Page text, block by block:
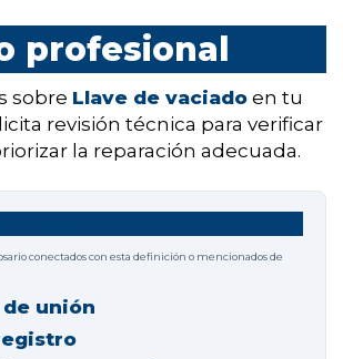
profesional
sobre Llave de vaciado en tu
revisión técnica para verificar
la reparación adecuada.
conectados con esta definición o mencionados de
unión